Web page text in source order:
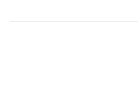
（The ATTAS V2）